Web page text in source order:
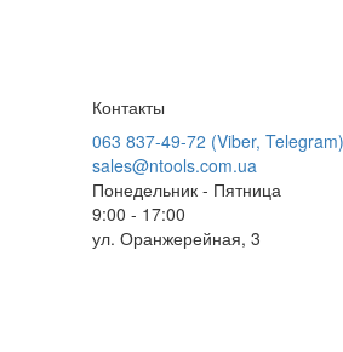
Контакты
063 837-49-72 (Viber, Telegram)
sales@ntools.com.ua
Понедельник - Пятница
9:00 - 17:00
ул. Оранжерейная, 3